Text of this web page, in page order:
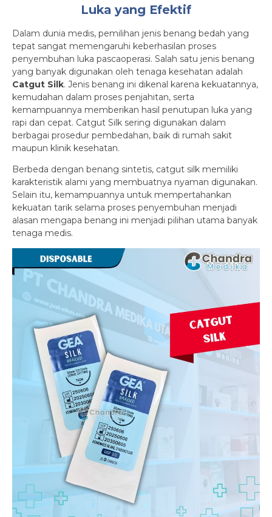
Luka yang Efektif
Dalam dunia medis, pemilihan jenis benang bedah yang
tepat sangat memengaruhi keberhasilan proses
penyembuhan luka pascaoperasi. Salah satu jenis benang
yang banyak digunakan oleh tenaga kesehatan adalah
Catgut Silk. Jenis benang ini dikenal karena kekuatannya,
kemudahan dalam proses penjahitan, serta
kemampuannya memberikan hasil penutupan luka yang
rapi dan cepat. Catgut Silk sering digunakan dalam
berbagai prosedur pembedahan, baik di rumah sakit
maupun klinik kesehatan.
Berbeda dengan benang sintetis, catgut silk memiliki
karakteristik alami yang membuatnya nyaman digunakan.
Selain itu, kemampuannya untuk mempertahankan
kekuatan tarik selama proses penyembuhan menjadi
alasan mengapa benang ini menjadi pilihan utama banyak
tenaga medis.